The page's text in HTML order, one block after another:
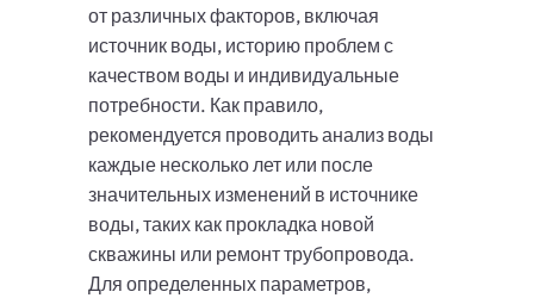
от различных факторов, включая
источник воды, историю проблем с
качеством воды и индивидуальные
потребности. Как правило,
рекомендуется проводить анализ воды
каждые несколько лет или после
значительных изменений в источнике
воды, таких как прокладка новой
скважины или ремонт трубопровода.
Для определенных параметров,